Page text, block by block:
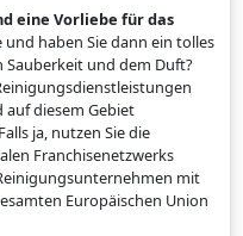
eine Vorliebe für das
und haben Sie dann ein tolles
und dem Duft?
diesem Gebiet
ja, nutzen Sie die
Franchisenetzwerks
mit
Europäischen Union